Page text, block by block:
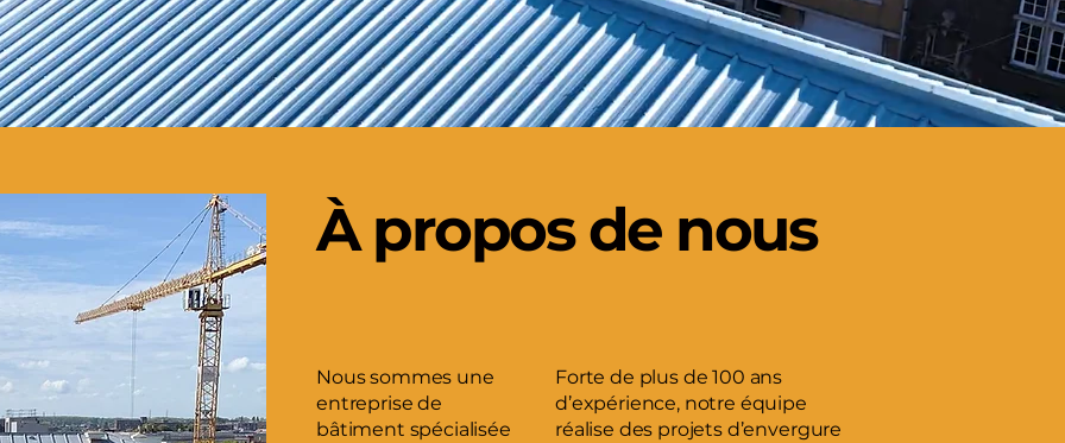
À propos de nous
Nous sommes une
entreprise de
bâtiment spécialisée
Forte de plus de 100 ans
d’expérience, notre équipe
réalise des projets d’envergure